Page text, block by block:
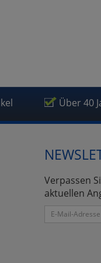
Über 40
Verpassen
aktuellen